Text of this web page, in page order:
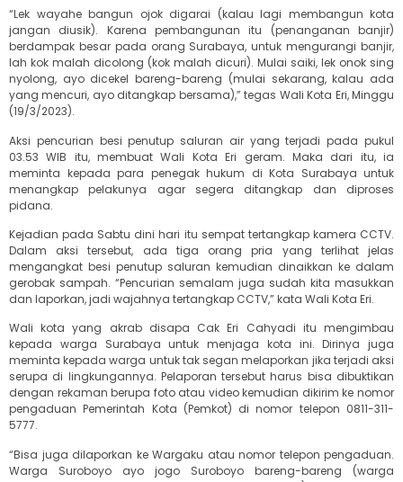
“Lek wayahe bangun ojok digarai (kalau lagi membangun kota
jangan diusik). Karena pembangunan itu (penanganan banjir)
berdampak besar pada orang Surabaya, untuk mengurangi banjir,
lah kok malah dicolong (kok malah dicuri). Mulai saiki, lek onok sing
nyolong, ayo dicekel bareng-bareng (mulai sekarang, kalau ada
yang mencuri, ayo ditangkap bersama),” tegas Wali Kota Eri, Minggu
(19/3/2023).
Aksi pencurian besi penutup saluran air yang terjadi pada pukul
03.53 WIB itu, membuat Wali Kota Eri geram. Maka dari itu, ia
meminta kepada para penegak hukum di Kota Surabaya untuk
menangkap pelakunya agar segera ditangkap dan diproses
pidana.
Kejadian pada Sabtu dini hari itu sempat tertangkap kamera CCTV.
Dalam aksi tersebut, ada tiga orang pria yang terlihat jelas
mengangkat besi penutup saluran kemudian dinaikkan ke dalam
gerobak sampah. “Pencurian semalam juga sudah kita masukkan
dan laporkan, jadi wajahnya tertangkap CCTV,” kata Wali Kota Eri.
Wali kota yang akrab disapa Cak Eri Cahyadi itu mengimbau
kepada warga Surabaya untuk menjaga kota ini. Dirinya juga
meminta kepada warga untuk tak segan melaporkan jika terjadi aksi
serupa di lingkungannya. Pelaporan tersebut harus bisa dibuktikan
dengan rekaman berupa foto atau video kemudian dikirim ke nomor
pengaduan Pemerintah Kota (Pemkot) di nomor telepon 0811-311-
5777.
“Bisa juga dilaporkan ke Wargaku atau nomor telepon pengaduan.
Warga Suroboyo ayo jogo Suroboyo bareng-bareng (warga